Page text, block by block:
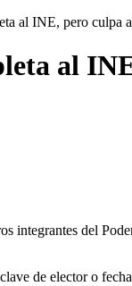
al INE, pero culpa
al
integrantes del
de elector o